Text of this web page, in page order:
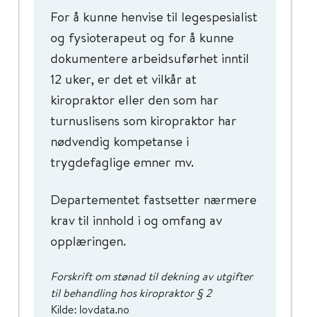
For å kunne henvise til legespesialist
og fysioterapeut og for å kunne
dokumentere arbeidsuførhet inntil
12 uker, er det et vilkår at
kiropraktor eller den som har
turnuslisens som kiropraktor har
nødvendig kompetanse i
trygdefaglige emner mv.
Departementet fastsetter nærmere
krav til innhold i og omfang av
opplæringen.
Forskrift om stønad til dekning av utgifter
til behandling hos kiropraktor § 2
Kilde: lovdata.no